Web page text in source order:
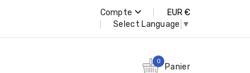
Compte
EUR €
Select Language ▼
0
Panier